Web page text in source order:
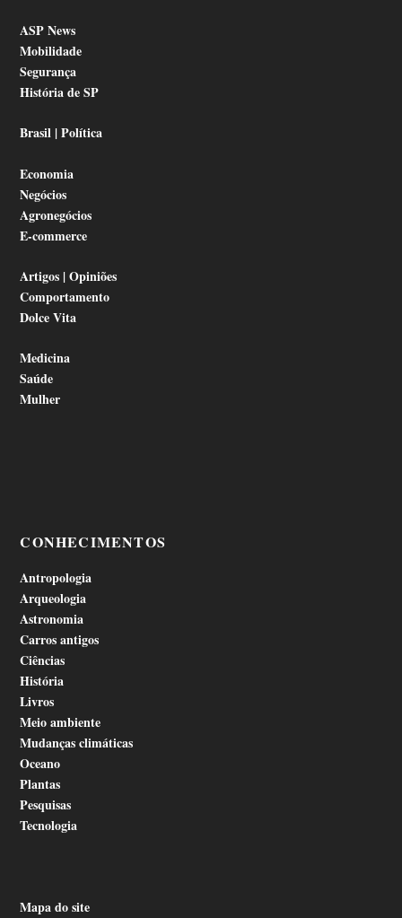
ASP News
Mobilidade
Segurança
História de SP
Brasil | Política
Economia
Negócios
Agronegócios
E-commerce
Artigos | Opiniões
Comportamento
Dolce Vita
Medicina
Saúde
Mulher
CONHECIMENTOS
Antropologia
Arqueologia
Astronomia
Carros antigos
Ciências
História
Livros
Meio ambiente
Mudanças climáticas
Oceano
Plantas
Pesquisas
Tecnologia
Mapa do site